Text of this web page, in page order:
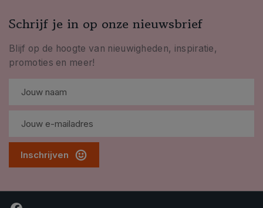
Schrijf je in op onze nieuwsbrief
Blijf op de hoogte van nieuwigheden, inspiratie,
promoties en meer!
Inschrijven